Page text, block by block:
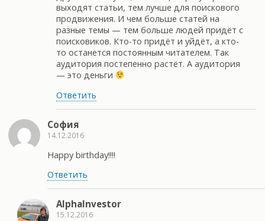
выходят статьи, тем лучше для поискового
продвижения. И чем больше статей на
разные темы — тем больше людей придёт с
поисковиков. Кто-то придёт и уйдёт, а кто-
то останется постоянным читателем. Так
аудитория постепенно растёт. А аудитория
— это деньги
Ответить
София
14.12.2016
Happy birthday!!!!
Ответить
AlphaInvestor
15.12.2016